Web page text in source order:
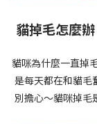
任你後，可開始
習「趴下」、「
避免幼犬注意力分
予獎勵和讚美。記
果最佳。調整日常
糞便質地是關鍵
步驟2：回想最近
到新零食或人類
確認環境與生活作
是否有變化？ 飼
察貓咪的精神與食
貓掉毛怎麼
貓咪為什麼一直掉
是每天都在和貓毛
別擔心～貓咪掉毛